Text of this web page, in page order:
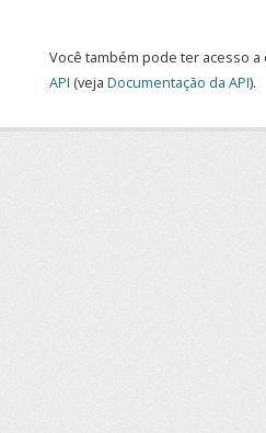
Você também pode ter acesso
API (veja Documentação da API).